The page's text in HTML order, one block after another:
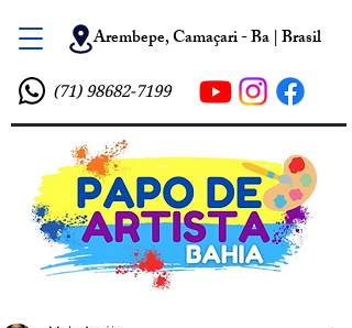
Arembepe, Camaçari - Ba | Brasil
(71) 98682-7199